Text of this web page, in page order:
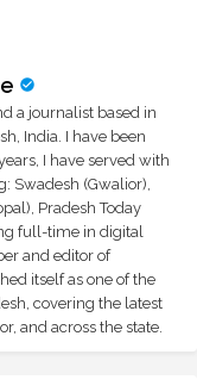
a journalist based in
India. I have been
I have served with
Swadesh (Gwalior),
Pradesh Today
full-time in digital
and editor of
itself as one of the
covering the latest
and across the state.